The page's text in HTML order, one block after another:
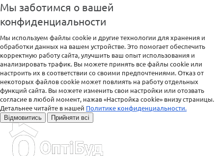
Мы заботимся о вашей
конфиденциальности
Мы используем файлы cookie и другие технологии для хранения и
обработки данных на вашем устройстве. Это помогает обеспечить
корректную работу сайта, улучшить ваш опыт использования и
анализировать трафик. Вы можете принять все файлы cookie или
настроить их в соответствии со своими предпочтениями. Отказ от
некоторых файлов cookie может повлиять на работу отдельных
функций сайта. Вы можете изменить свои настройки или отозвать
согласие в любой момент, нажав «Настройка cookie» внизу страницы.
Детальнее читайте в нашей Политике конфиденциальности.
Відмовитись Прийняти всі